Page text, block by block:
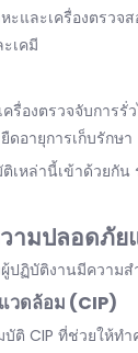
ะและเครื่องตร
เคมี
รื่องตรวจจับการ
ดอายุการเก็บรักษา
เหล่านี้เข้าด้วยกั
ามปลอดภัย
ฏิบัติงานมีความ
วดล้อม (CIP)
ติ CIP ที่ช่วยให้ท